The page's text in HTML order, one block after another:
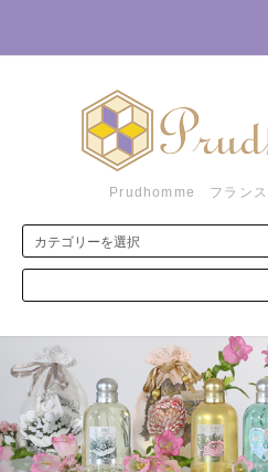
Prudhomme フランス